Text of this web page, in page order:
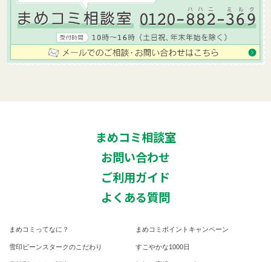
まめコミ相談室
お問い合わせ
ご利用ガイド
よくある質問
まめコミってなに？ まめコミポイントキャンペーン
雪印ビーンスタークのこだわり すこやかな1000日